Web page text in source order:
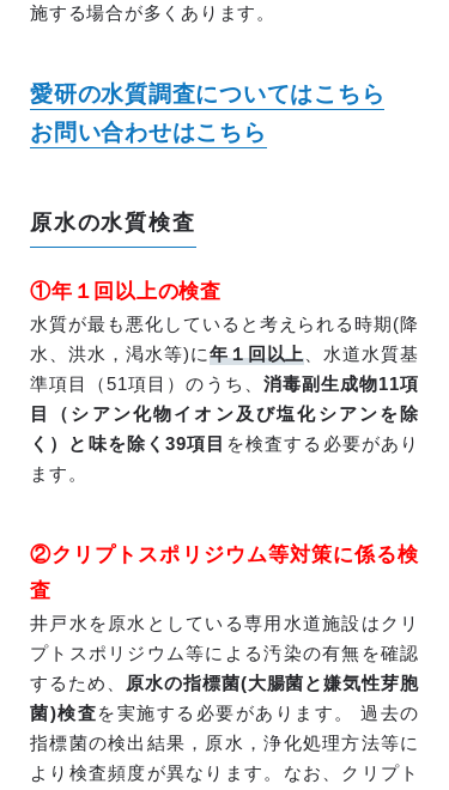
施する場合が多くあります。
愛研の水質調査についてはこちら
お問い合わせはこちら
原水の水質検査
①年１回以上の検査
水質が最も悪化していると考えられる時期(降
水、洪水，渇水等)に年１回以上 、水道水質基
準項目（51項目）のうち、 消毒副生成物11項
目（シアン化物イオン及び塩化シアンを除
く）と味を除く39項目 を検査する必要があり
ます。
②クリプトスポリジウム等対策に係る検
査
井戸水を原水としている専用水道施設はクリ
プトスポリジウム等による汚染の有無を確認
するため、
原水の指標菌(大腸菌と嫌気性芽胞
菌)検査を実施する必要があります。 過去の
指標菌の検出結果，原水，浄化処理方法等に
より検査頻度が異なります。なお、クリプト